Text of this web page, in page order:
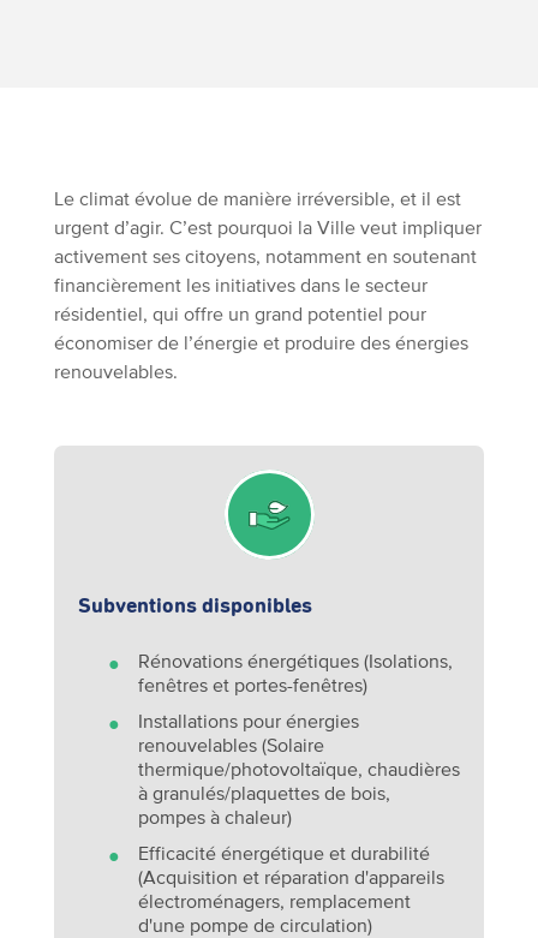
Le climat évolue de manière irréversible, et il est
urgent d’agir. C’est pourquoi la Ville veut impliquer
activement ses citoyens, notamment en soutenant
financièrement les initiatives dans le secteur
résidentiel, qui offre un grand potentiel pour
économiser de l’énergie et produire des énergies
renouvelables.
Subventions disponibles
Rénovations énergétiques (Isolations,
fenêtres et portes-fenêtres)
Installations pour énergies
renouvelables (Solaire
thermique/photovoltaïque, chaudières
à granulés/plaquettes de bois,
pompes à chaleur)
Efficacité énergétique et durabilité
(Acquisition et réparation d'appareils
électroménagers, remplacement
d'une pompe de circulation)